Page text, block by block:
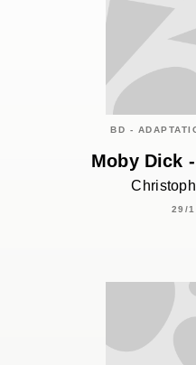
BD -
Moby Dick
29/